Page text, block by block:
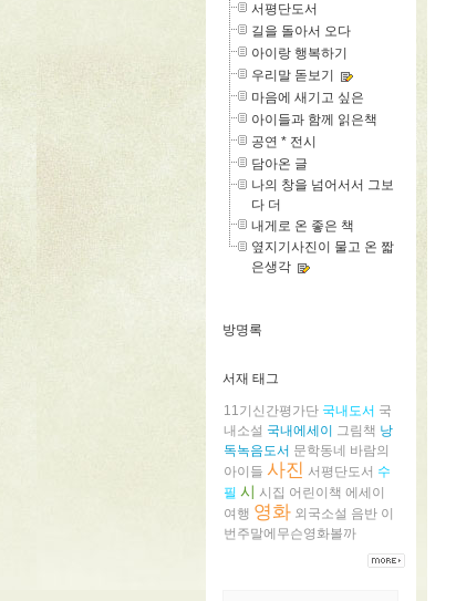
서평단도서
길을 돌아서 오다
아이랑 행복하기
우리말 돋보기
마음에 새기고 싶은
아이들과 함께 읽은책
공연 * 전시
담아온 글
나의 창을 넘어서서 그보
다 더
내게로 온 좋은 책
옆지기사진이 물고 온 짧
은생각
방명록
서재 태그
11기신간평가단 국내도서 국
내소설 국내에세이 그림책 낭
독녹음도서 문학동네 바람의
아이들 사진 서평단도서 수
필 시 시집 어린이책 에세이
여행 영화 외국소설 음반 이
번주말에무슨영화볼까